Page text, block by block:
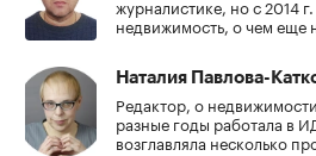
журналистике, но с 2014
недвижимость, о чем еще
Наталия Павлова-
Редактор, о
разные годы работала в
возглавляла несколько